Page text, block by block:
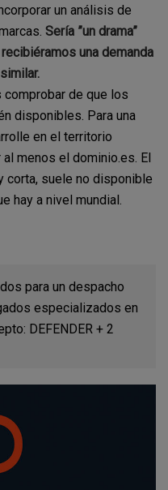
un análisis de
Sería ”un drama”
una demanda
de que los
disponibles. Para una
en el territorio
menos el dominio.es. El
corta, suele no disponible
hay a nivel mundial.
para un despacho
especializados en
DEFENDER + 2